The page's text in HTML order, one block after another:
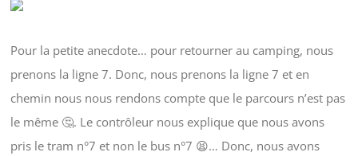
Pour la petite anecdote… pour retourner au camping, nous
prenons la ligne 7. Donc, nous prenons la ligne 7 et en
chemin nous nous rendons compte que le parcours n’est pas
le même 🤔. Le contrôleur nous explique que nous avons
pris le tram n°7 et non le bus n°7 😫… Donc, nous avons